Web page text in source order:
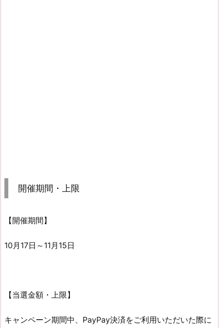
開催期間・上限
【開催期間】
10月17日～11月15日
【当選金額・上限】
キャンペーン期間中、PayPay決済をご利用いただいた際に